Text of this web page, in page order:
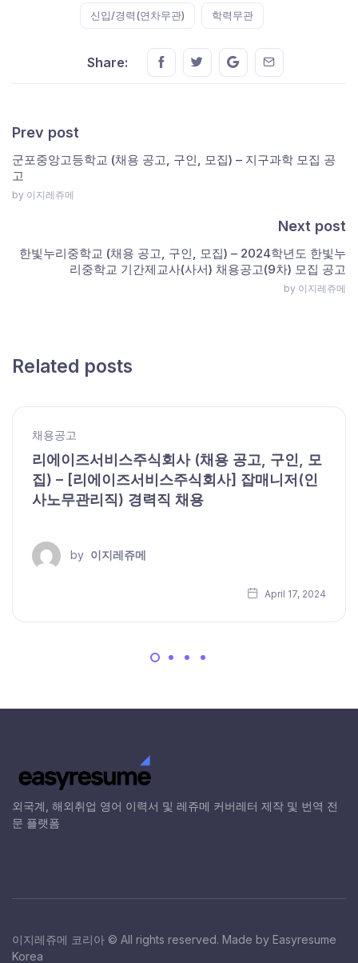
신입/경력(연차무관) 학력무관
Share: Share this on FaceBook
Share this on Twitter
Share this on GMail
Share this on
Prev post
군포중앙고등학교 (채용 공고, 구인, 모집) – 지구과학 모집 공
고
by 이지레쥬메
Next post
한빛누리중학교 (채용 공고, 구인, 모집) – 2024학년도 한빛누
리중학교 기간제교사(사서) 채용공고(9차) 모집 공고
by 이지레쥬메
Related posts
채용공고
리에이즈서비스주식회사 (채용 공고, 구인, 모
집) – [리에이즈서비스주식회사] 잡매니저(인
사노무관리직) 경력직 채용
by 이지레쥬메
April 17, 2024
외국계, 해외취업 영어 이력서 및 레쥬메 커버레터 제작 및 번역 전
문 플랫폼
이지레쥬메 코리아 © All rights reserved. Made by Easyresume
Korea